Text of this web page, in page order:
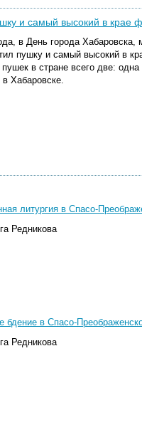
и самый высокий в крае
в День города Хабаровска,
пушку и самый высокий в
пушек в стране всего две:
в Хабаровске.
литургия в Спасо-
Редникова
бдение в Спасо-
Редникова